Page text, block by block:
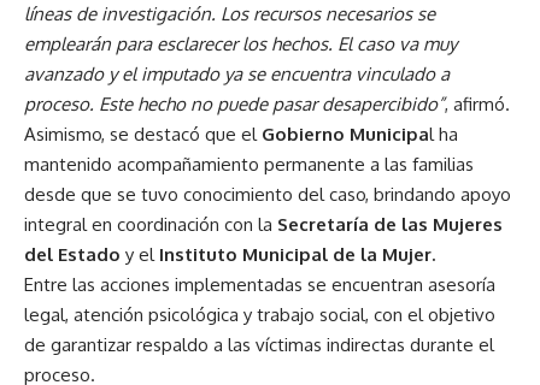
líneas de investigación. Los recursos necesarios se
emplearán para esclarecer los hechos. El caso va muy
avanzado y el imputado ya se encuentra vinculado a
proceso. Este hecho no puede pasar desapercibido”, afirmó.
Asimismo, se destacó que el Gobierno Municipal ha
mantenido acompañamiento permanente a las familias
desde que se tuvo conocimiento del caso, brindando apoyo
integral en coordinación con la Secretaría de las Mujeres
del Estado y el Instituto Municipal de la Mujer.
Entre las acciones implementadas se encuentran asesoría
legal, atención psicológica y trabajo social, con el objetivo
de garantizar respaldo a las víctimas indirectas durante el
proceso.